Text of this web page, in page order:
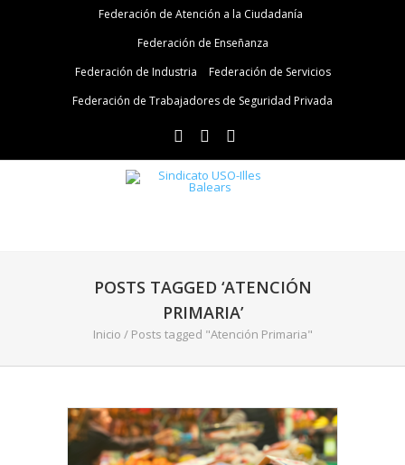
Federación de Atención a la Ciudadanía
Federación de Enseñanza
Federación de Industria
Federación de Servicios
Federación de Trabajadores de Seguridad Privada
POSTS TAGGED ‘ATENCIÓN
PRIMARIA’
Inicio / Posts tagged "Atención Primaria"